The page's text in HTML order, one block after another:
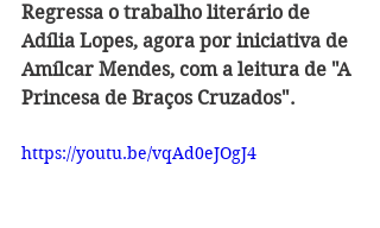
Regressa o trabalho literário de
Adília Lopes, agora por iniciativa de
Amílcar Mendes, com a leitura de "A
Princesa de Braços Cruzados".
https://youtu.be/vqAd0eJOgJ4